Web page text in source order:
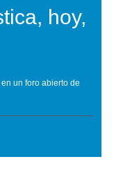
hoy,
un foro abierto de